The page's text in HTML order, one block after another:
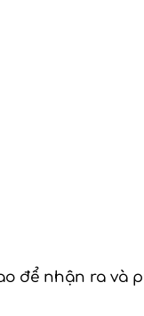
để nhận ra và